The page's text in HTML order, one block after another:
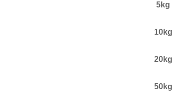
5kg
10kg
20kg
50kg